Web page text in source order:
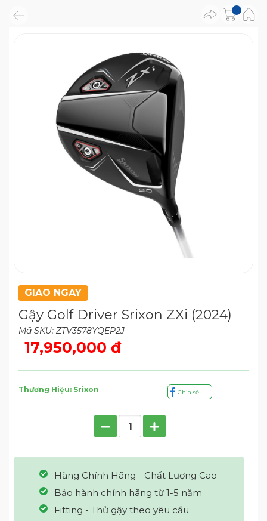
GIAO NGAY
Gậy Golf Driver Srixon ZXi (2024)
Mã SKU: ZTV3578YQEP2J
17,950,000 đ
Thương Hiệu: Srixon Chia sẻ
Hàng Chính Hãng - Chất Lượng Cao
Bảo hành chính hãng từ 1-5 năm
Fitting - Thử gậy theo yêu cầu